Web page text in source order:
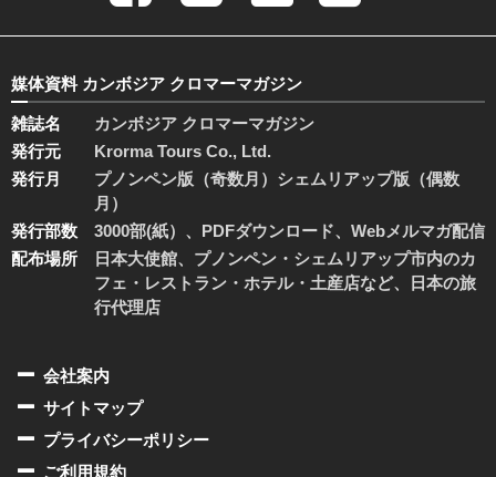
媒体資料 カンボジア クロマーマガジン
雑誌名
カンボジア クロマーマガジン
発行元
Krorma Tours Co., Ltd.
発行月
プノンペン版（奇数月）シェムリアップ版（偶数
月）
発行部数
3000部(紙）、PDFダウンロード、Webメルマガ配信
配布場所
日本大使館、プノンペン・シェムリアップ市内のカ
フェ・レストラン・ホテル・土産店など、日本の旅
行代理店
会社案内
サイトマップ
プライバシーポリシー
ご利用規約